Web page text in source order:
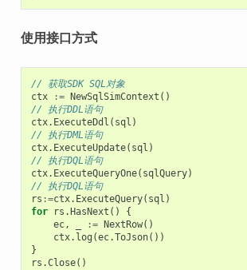
使用接口方式
// 获取SDK SQL对象
ctx
:= NewSqlSimContext ()
// 执行DDL语句
ctx. ExecuteDdl ( sql )
// 执行DML语句
ctx. ExecuteUpdate( sql )
// 执行DQL语句
ctx. ExecuteQueryOne( sqlQuery)
// 执行DQL语句
rs :=ctx. ExecuteQuery( sql )
for
rs . HasNext ()
{
ec, := NextRow()
ctx. log (ec.ToJson())
}
rs .Close()